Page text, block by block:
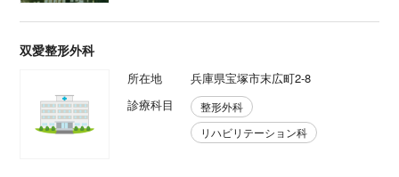
双愛整形外科
所在地
兵庫県宝塚市末広町2-8
診療科目
整形外科
リハビリテーション科